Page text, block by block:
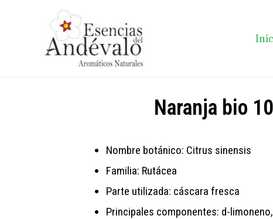
Naranja bio
Nombre botánico: Citrus sinensis
Familia: Rutácea
Parte utilizada: cáscara fresca
Principales componentes: d-